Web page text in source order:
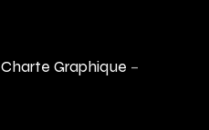
Charte Graphique –